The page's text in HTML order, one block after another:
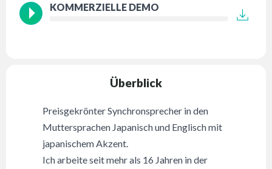
KOMMERZIELLE DEMO
Überblick
Preisgekrönter Synchronsprecher in den
Muttersprachen Japanisch und Englisch mit
japanischem Akzent.
Ich arbeite seit mehr als 16 Jahren in der